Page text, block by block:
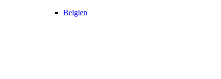
Belgien